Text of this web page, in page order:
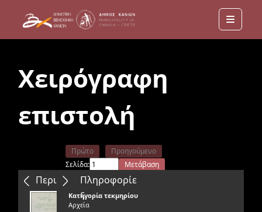
Menu
Χειρόγραφη
επιστολή
Περιεχόμενα
Πρώτο
Προηγούμενο
Σελίδα:
Μετάβαση
Επόμενο
Τελευταίο
Πληροφορίε
ς
Κατηγορία τεκμηρίου
Αρχεία